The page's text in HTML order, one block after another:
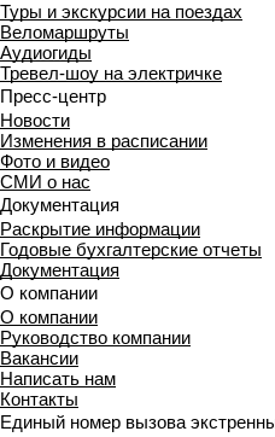
Туры и экскурсии на поездах
Веломаршруты
Аудиогиды
Тревел-шоу на электричке
Пресс-центр
Новости
Изменения в расписании
Фото и видео
СМИ о нас
Документация
Раскрытие информации
Годовые бухгалтерские отчеты
Документация
О компании
О компании
Руководство компании
Вакансии
Написать нам
Контакты
Единый номер вызова